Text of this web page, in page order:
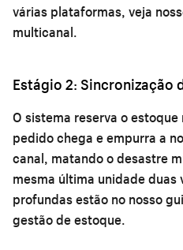
várias plataformas, veja
multicanal.
Estágio 2: Sincronização
O sistema reserva o
pedido chega e empurra a
canal, matando o desastre
mesma última unidade duas
profundas estão no nosso
gestão de estoque.